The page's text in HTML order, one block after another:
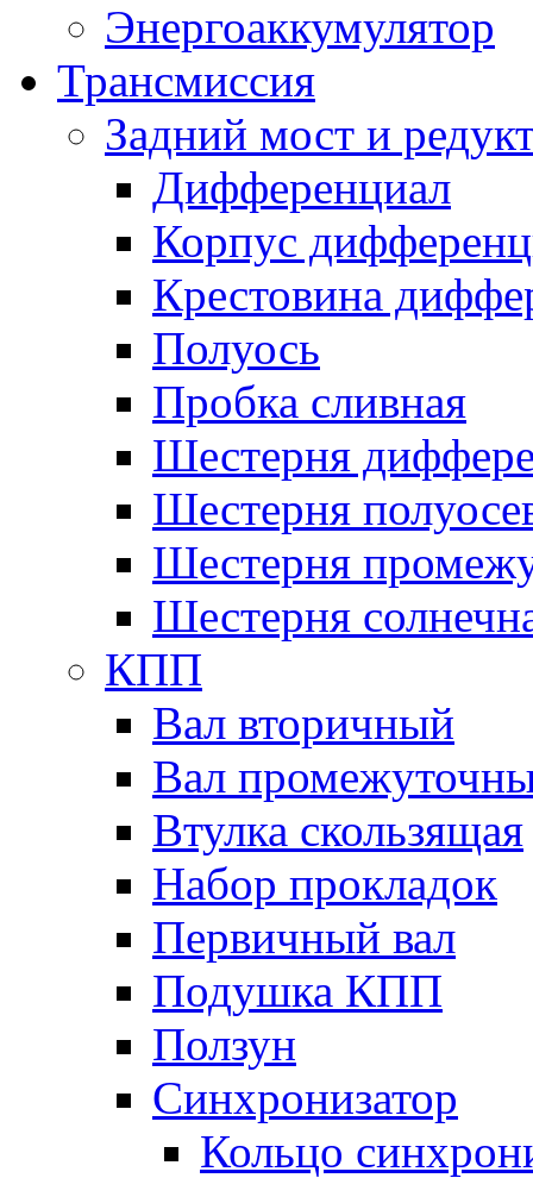
Энергоаккумулятор
Трансмиссия
Задний мост и
Дифференциал
Корпус
Крестовина
Полуось
Пробка сливная
Шестерня
Шестерня
Шестерня
Шестерня
КПП
Вал вторичный
Вал
Втулка скользящая
Набор прокладок
Первичный вал
Подушка КПП
Ползун
Синхронизатор
Кольцо